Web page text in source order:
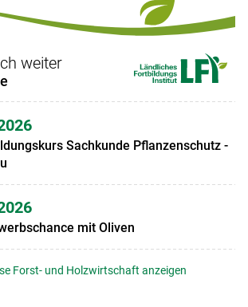
weiter
Sachkunde Pflanzenschutz -
mit Oliven
Forst- und Holzwirtschaft anzeigen